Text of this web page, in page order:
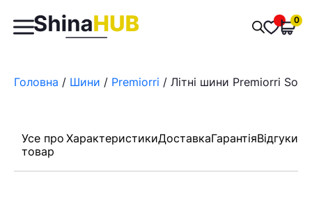
Пошук
товарів
0
Головна / Шини / Premiorri / Літні шини Premiorri
Усе про
товар
ХарактеристикиДоставкаГарантіяВідгуки